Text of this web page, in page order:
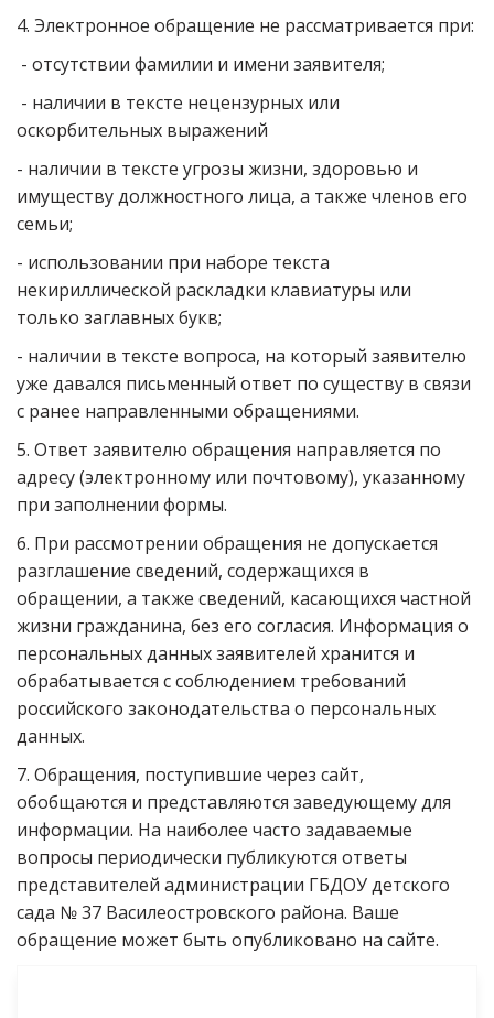
4. Электронное обращение не рассматривается при:
- отсутствии фамилии и имени заявителя;
- наличии в тексте нецензурных или
оскорбительных выражений
- наличии в тексте угрозы жизни, здоровью и
имуществу должностного лица, а также членов его
семьи;
- использовании при наборе текста
некириллической раскладки клавиатуры или
только заглавных букв;
- наличии в тексте вопроса, на который заявителю
уже давался письменный ответ по существу в связи
с ранее направленными обращениями.
5. Ответ заявителю обращения направляется по
адресу (электронному или почтовому), указанному
при заполнении формы.
6. При рассмотрении обращения не допускается
разглашение сведений, содержащихся в
обращении, а также сведений, касающихся частной
жизни гражданина, без его согласия. Информация о
персональных данных заявителей хранится и
обрабатывается с соблюдением требований
российского законодательства о персональных
данных.
7. Обращения, поступившие через сайт,
обобщаются и представляются заведующему для
информации. На наиболее часто задаваемые
вопросы периодически публикуются ответы
представителей администрации ГБДОУ детского
сада № 37 Василеостровского района. Ваше
обращение может быть опубликовано на сайте.